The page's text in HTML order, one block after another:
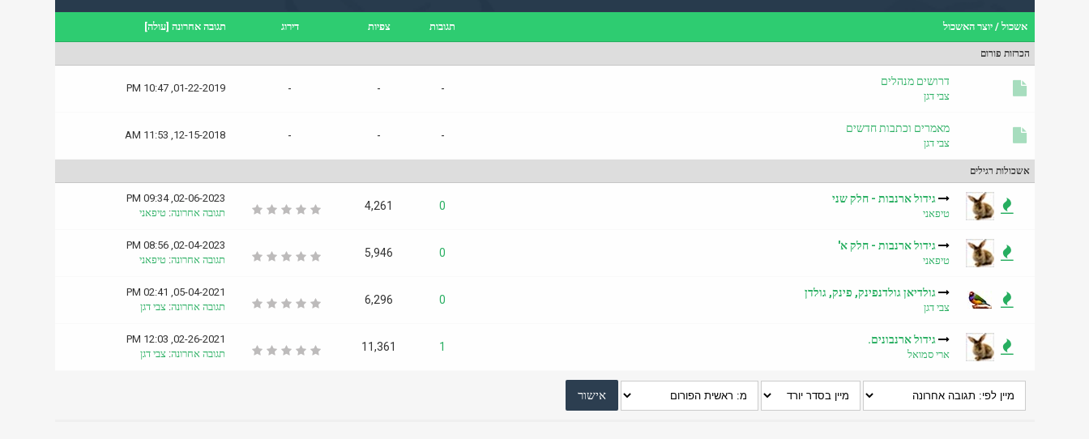
אשכול /יוצר האשכול תגובות צפיות דירוג תגובה אחרונה [עולה]
הכרזות פורום
דרושים מנהלים
צבי דגן
-
-
-
01-22-2019, 10:47 PM
מאמרים וכתבות חדשים
צבי דגן
-
-
-
12-15-2018, 11:53 AM
אשכולות רגילים
גידול ארנבות - חלק שני
טיפאני
0
4,261
02-06-2023, 09:34 PM
תגובה אחרונה:טיפאני
גידול ארנבות - חלק א'
טיפאני
0
5,946
02-04-2023, 08:56 PM
תגובה אחרונה:טיפאני
גולדיאן גולדנפינק, פינק, גולדן
צבי דגן
0
6,296
05-04-2021, 02:41 PM
תגובה אחרונה:צבי דגן
גידול ארנבונים.
ארי סמואל
1
11,361
02-26-2021, 12:03 PM
תגובה אחרונה:צבי דגן